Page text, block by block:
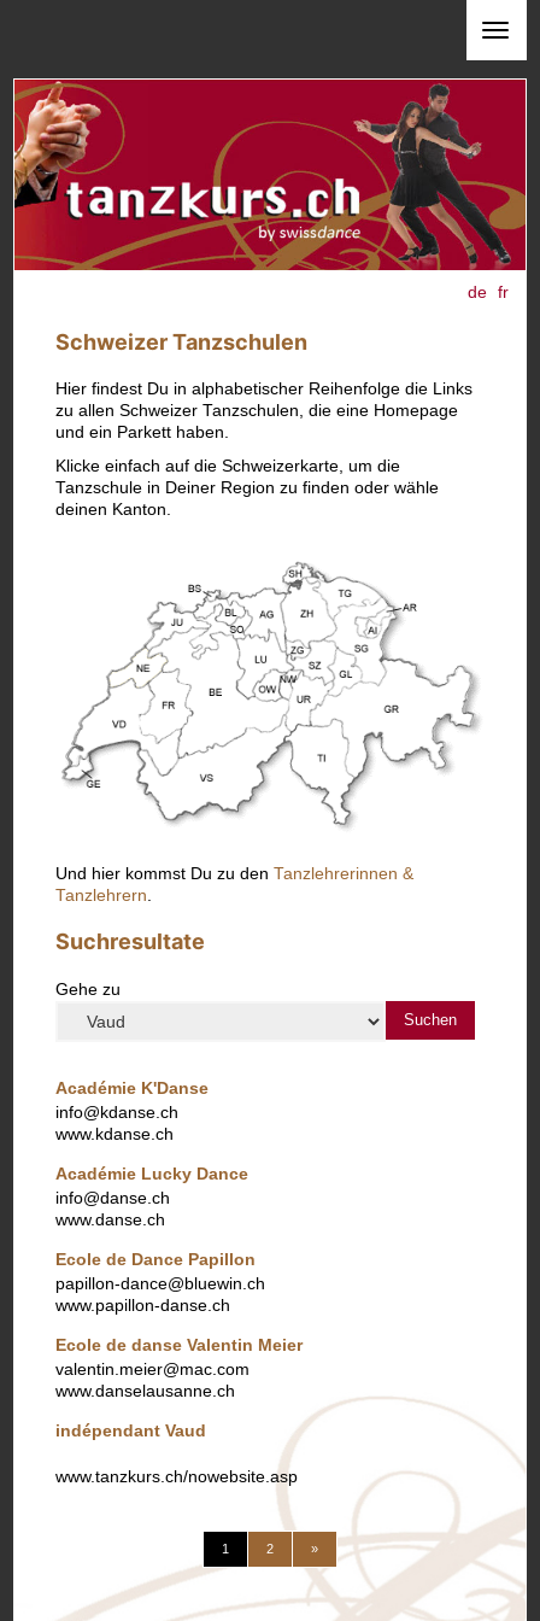
de fr
Schweizer Tanzschulen
Hier findest Du in alphabetischer Reihenfolge die Links
zu allen Schweizer Tanzschulen, die eine Homepage
und ein Parkett haben.
Klicke einfach auf die Schweizerkarte, um die
Tanzschule in Deiner Region zu finden oder wähle
deinen Kanton.
Und hier kommst Du zu denTanzlehrerinnen &
Tanzlehrern
Suchresultate
Gehe zu
Académie K'Danse
info@kdanse.ch
www.kdanse.ch
Académie Lucky Dance
info@danse.ch
www.danse.ch
Ecole de Dance Papillon
papillon-dance@bluewin.ch
www.papillon-danse.ch
Ecole de danse Valentin Meier
valentin.meier@mac.com
www.danselausanne.ch
indépendant Vaud
www.tanzkurs.ch/nowebsite.asp
1 (current)
2 »weiter